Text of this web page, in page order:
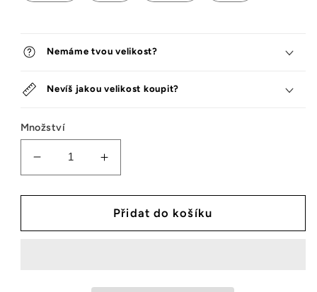
Nemáme tvou velikost?
Nevíš jakou velikost koupit?
Množství
Snížit
množství
tenisek
SB
Zvýšit
množství
tenisek
Nike
SB
Přidat do košíku